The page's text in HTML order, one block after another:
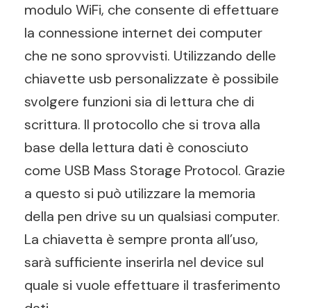
modulo WiFi, che consente di effettuare
la connessione internet dei computer
che ne sono sprovvisti. Utilizzando delle
chiavette usb personalizzate è possibile
svolgere funzioni sia di lettura che di
scrittura. Il protocollo che si trova alla
base della lettura dati è conosciuto
come USB Mass Storage Protocol. Grazie
a questo si può utilizzare la memoria
della pen drive su un qualsiasi computer.
La chiavetta è sempre pronta all’uso,
sarà sufficiente inserirla nel device sul
quale si vuole effettuare il trasferimento